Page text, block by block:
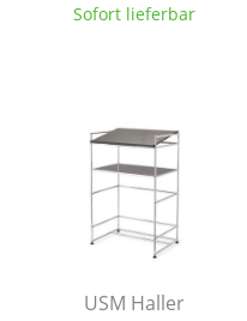
... alle Sitzmöbel
Esstische
Beistelltische
Couchtische
Sofort lieferbar
USM Haller